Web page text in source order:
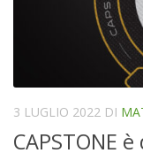
3 LUGLIO 2022 DI
CAPSTONE